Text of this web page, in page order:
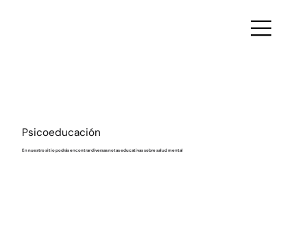
Psicoeducación
En nuestro sitio podrás encontrar diversas notas educativas sobre salud mental